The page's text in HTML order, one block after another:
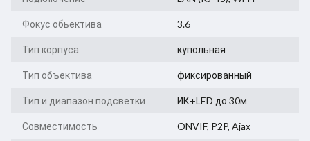
Фокус обьектива 3.6
Тип корпуса купольная
Тип объектива фиксированный
Тип и диапазон подсветки ИК+LED до 30м
Совместимость ONVIF, P2P, Ajax